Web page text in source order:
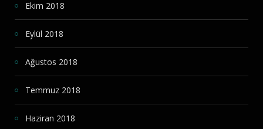
Ekim 2018
Eylül 2018
Ağustos 2018
Temmuz 2018
Haziran 2018